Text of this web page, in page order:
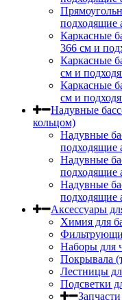
подходящие
Каркасные
366 см и
Каркасные
cм и
Каркасные
см и
Надувные
кольцом)
Надувные
подходящие
Надувные
подходящие
Надувные
подходящие
Аксессуары
Химия для
Наборы для
Покрывала
Лестницы
Подсветки